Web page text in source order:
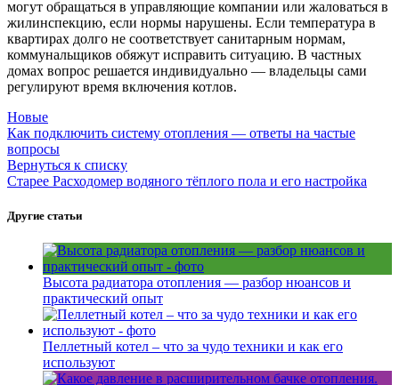
могут обращаться в управляющие компании или жаловаться в
жилинспекцию, если нормы нарушены. Если температура в
квартирах долго не соответствует санитарным нормам,
коммунальщиков обяжут исправить ситуацию. В частных
домах вопрос решается индивидуально — владельцы сами
регулируют время включения котлов.
Новые
Как подключить систему отопления — ответы на частые
вопросы
Вернуться к списку
Старее Расходомер водяного тёплого пола и его настройка
Другие статьи
Высота радиатора отопления — разбор нюансов и
практический опыт
Пеллетный котел – что за чудо техники и как его
используют